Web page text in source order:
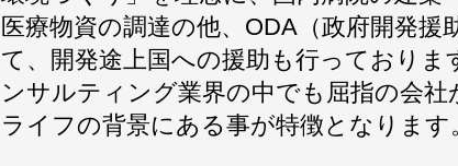
医療物資の調達の他、ODA（政府開発援
て、開発途上国への援助も行っておりま
ンサルティング業界の中でも屈指の会社
ライフの背景にある事が特徴となります